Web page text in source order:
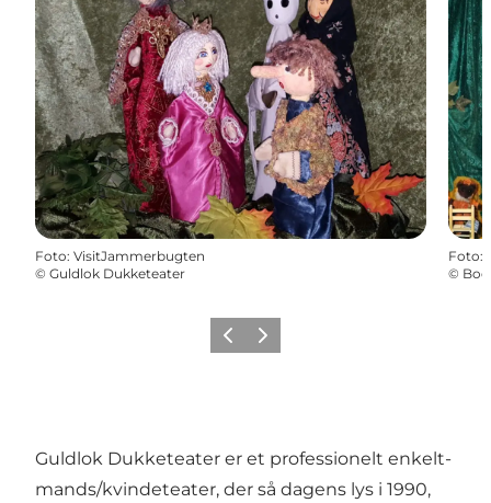
Foto: VisitJammerbugten
© Guldlok Dukketeater
Foto:
©
ForrigeNæste
Guldlok Dukketeater er et professionelt enkelt-
mands/kvindeteater, der så dagens lys i 1990,